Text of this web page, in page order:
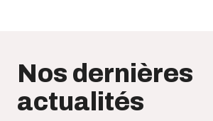
Nos dernières
actualités